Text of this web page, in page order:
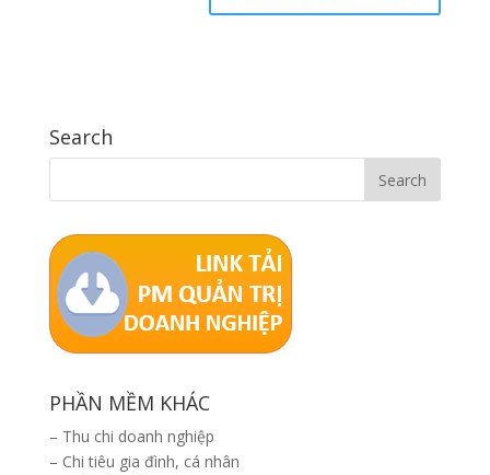
Search
PHẦN MỀM KHÁC
– Thu chi doanh nghiệp
– Chi tiêu gia đình, cá nhân